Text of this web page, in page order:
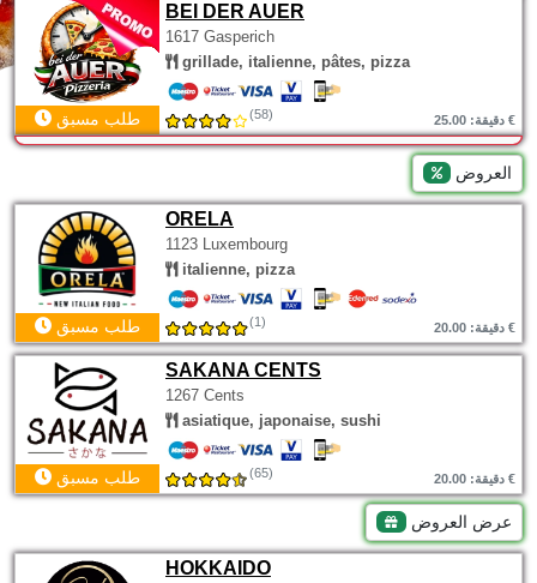
BEI DER AUER
1617 Gasperich
grillade, italienne, pâtes, pizza
طلب مسبق (58) دقيقة: 25.00 €
العروض
ORELA
1123 Luxembourg
italienne, pizza
طلب مسبق (1) دقيقة: 20.00 €
SAKANA CENTS
1267 Cents
asiatique, japonaise, sushi
طلب مسبق (65) دقيقة: 20.00 €
عرض العروض
HOKKAIDO